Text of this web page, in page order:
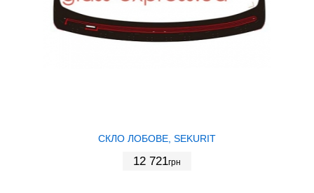
СКЛО ЛОБОВЕ, SEKURIT
12 721грн